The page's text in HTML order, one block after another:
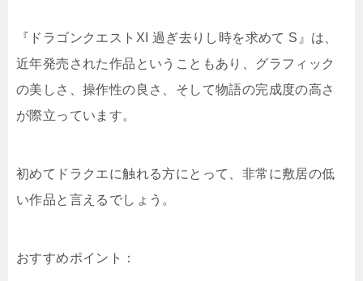
『ドラゴンクエストXI 過ぎ去りし時を求めて S』は、
近年発売された作品ということもあり、グラフィック
の美しさ、操作性の良さ、そして物語の完成度の高さ
が際立っています。
初めてドラクエに触れる方にとって、非常に敷居の低
い作品と言えるでしょう。
おすすめポイント：